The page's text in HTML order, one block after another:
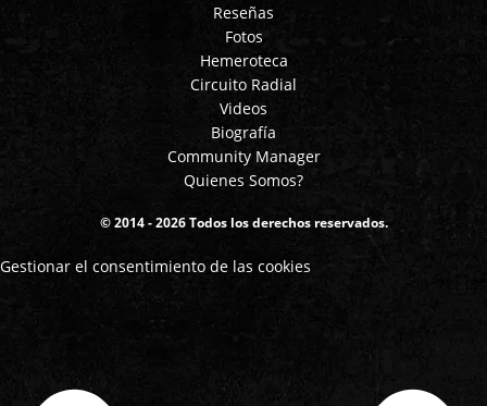
Reseñas
Fotos
Hemeroteca
Circuito Radial
Videos
Biografía
Community Manager
Quienes Somos?
© 2014 - 2026 Todos los derechos reservados.
Gestionar el consentimiento de las cookies